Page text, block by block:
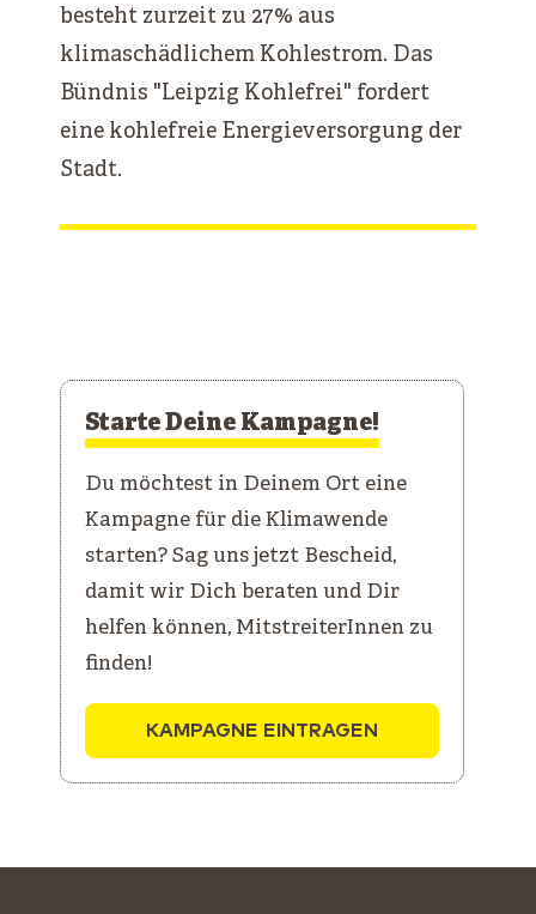
besteht zurzeit zu 27% aus
klimaschädlichem Kohlestrom. Das
Bündnis "Leipzig Kohlefrei" fordert
eine kohlefreie Energieversorgung der
Stadt.
Starte Deine Kampagne!
Du möchtest in Deinem Ort eine
Kampagne für die Klimawende
starten? Sag uns jetzt Bescheid,
damit wir Dich beraten und Dir
helfen können, MitstreiterInnen zu
finden!
KAMPAGNE EINTRAGEN